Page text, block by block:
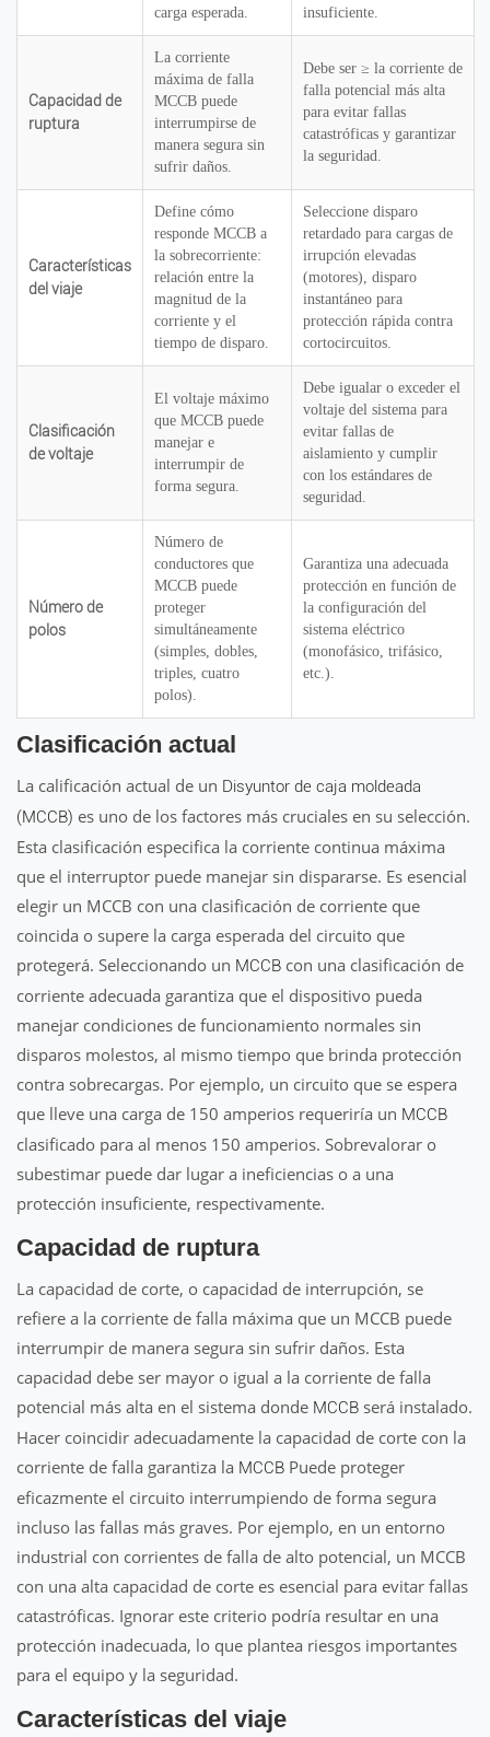
carga esperada.
insuficiente.
Capacidad de
ruptura
La corriente
máxima de falla
MCCB puede
interrumpirse de
manera segura sin
sufrir daños.
Debe ser ≥ la corriente de
falla potencial más alta
para evitar fallas
catastróficas y garantizar
la seguridad.
Características
del viaje
Define cómo
responde MCCB a
la sobrecorriente:
relación entre la
magnitud de la
corriente y el
tiempo de disparo.
Seleccione disparo
retardado para cargas de
irrupción elevadas
(motores), disparo
instantáneo para
protección rápida contra
cortocircuitos.
Clasificación
de voltaje
El voltaje máximo
que MCCB puede
manejar e
interrumpir de
forma segura.
Debe igualar o exceder el
voltaje del sistema para
evitar fallas de
aislamiento y cumplir
con los estándares de
seguridad.
Número de
polos
Número de
conductores que
MCCB puede
proteger
simultáneamente
(simples, dobles,
triples, cuatro
polos).
Garantiza una adecuada
protección en función de
la configuración del
sistema eléctrico
(monofásico, trifásico,
etc.).
Clasificación actual
La calificación actual de un Disyuntor de caja moldeada
(MCCB) es uno de los factores más cruciales en su selección.
Esta clasificación especifica la corriente continua máxima
que el interruptor puede manejar sin dispararse. Es esencial
elegir un MCCB con una clasificación de corriente que
coincida o supere la carga esperada del circuito que
protegerá. Seleccionando un MCCB con una clasificación de
corriente adecuada garantiza que el dispositivo pueda
manejar condiciones de funcionamiento normales sin
disparos molestos, al mismo tiempo que brinda protección
contra sobrecargas. Por ejemplo, un circuito que se espera
que lleve una carga de 150 amperios requeriría un MCCB
clasificado para al menos 150 amperios. Sobrevalorar o
subestimar puede dar lugar a ineficiencias o a una
protección insuficiente, respectivamente.
Capacidad de ruptura
La capacidad de corte, o capacidad de interrupción, se
refiere a la corriente de falla máxima que un MCCB puede
interrumpir de manera segura sin sufrir daños. Esta
capacidad debe ser mayor o igual a la corriente de falla
potencial más alta en el sistema donde MCCB será instalado.
Hacer coincidir adecuadamente la capacidad de corte con la
corriente de falla garantiza la MCCB Puede proteger
eficazmente el circuito interrumpiendo de forma segura
incluso las fallas más graves. Por ejemplo, en un entorno
industrial con corrientes de falla de alto potencial, un MCCB
con una alta capacidad de corte es esencial para evitar fallas
catastróficas. Ignorar este criterio podría resultar en una
protección inadecuada, lo que plantea riesgos importantes
para el equipo y la seguridad.
Características del viaje